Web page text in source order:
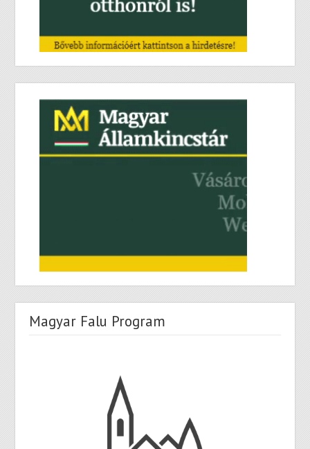
Magyar Falu Program